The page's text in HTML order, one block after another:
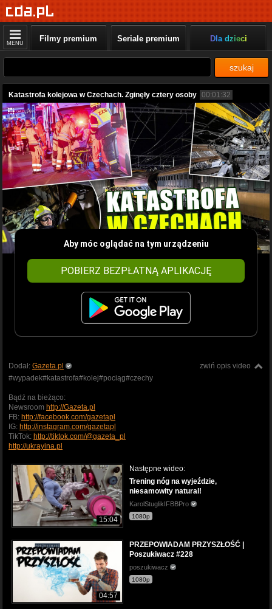
MENU Filmy premium Seriale premium Dla dzieci
szukaj
Katastrofa kolejowa w Czechach. Zginęły cztery osoby 00:01:32
Aby móc oglądać na tym urządzeniu
POBIERZ BEZPŁATNĄ APLIKACJĘ
zwiń opis video
Dodał: Gazeta.pl
#wypadek#katastrofa#kolej#pociąg#czechy
Bądź na bieżąco:
Newsroom http://Gazeta.pl
FB: http://facebook.com/gazetapl
IG: http://instagram.com/gazetapl
TikTok: http://tiktok.com/@gazeta_pl
http://ukrayina.pl
15:04
Następne wideo:
Trening nóg na wyjeździe,
niesamowity natural!
KarolStuglikIFBBPro
1080p
04:57
PRZEPOWIADAM PRZYSZŁOŚĆ |
Poszukiwacz #228
poszukiwacz
1080p